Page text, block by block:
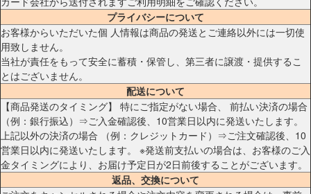
プライバシーについて
お客様からいただいた個 人情報は商品の発送とご連絡以外には一切使
用致しません。
当社が責任をもって安全に蓄積・保管し、第三者に譲渡・提供するこ
とはございません。
配送について
【商品発送のタイミング】 特にご指定がない場合、 前払い決済の場合
（例：銀行振込）⇒ご入金確認後、10営業日以内に発送いたします。
上記以外の決済の場合 （例：クレジットカード）⇒ご注文確認後、10
営業日以内に発送いたします。 ※発送前支払いの場合は、お客様のご入
金タイミングにより、お届け予定日が2日前後することがございます。
返品、交換について